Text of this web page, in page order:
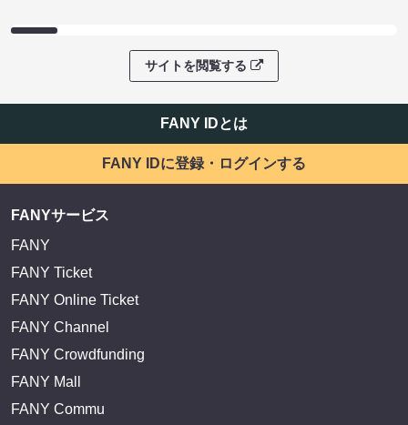
サイトを閲覧する
FANY IDとは
FANY IDに登録・ログインする
FANYサービス
FANY
FANY Ticket
FANY Online Ticket
FANY Channel
FANY Crowdfunding
FANY Mall
FANY Commu